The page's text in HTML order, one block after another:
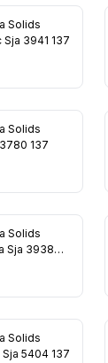
Solids
Sja 3941 137
Solids
137
Solids
Solids
Döşemelik Naturel Sja 5404 137